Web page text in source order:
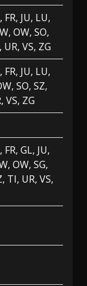
FR, JU, LU,
OW, SO,
UR, VS, ZG
FR, JU, LU,
SO, SZ,
VS, ZG
FR, GL, JU,
OW, SG,
TI, UR, VS,